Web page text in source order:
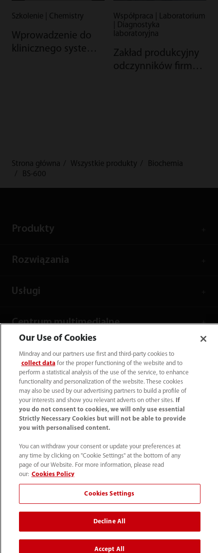
Szkolenie | Chemistry
Wprowadzenie do
klinicznego systemu
Współpraca | Laboratorium
| Diagnostyka
laboratoryjna
Zakład produkcyjny
odczynników firmy
Strona główna Wszystkie produkty
Biochemia
BS-600
Produkty
Rozwiązania
Usługi
Centrum multimedialne
Kariera
O nas
Dane kontaktowe
Our Use of Cookies
Mindray and our partners use first and third-party cookies to
collect datafor the proper functioning of the website and to
perform a statistical analysis of the use of the service, to enhance
functionality and personalization of the website. These cookies
may also be used by our advertising partners to build a profile of
your interests and show you relevant adverts on other sites.
If
you do not consent to cookies, we will only use essential
Strictly Necessary Cookies but will not be able to provide
you with personalised content.
You can withdraw your consent or update your preferences at
any time by clicking on "Cookie Settings" at the bottom of any
page of our Website. For more information, please read
our: Cookies Policy
Cookies Settings
Decline All
Accept All